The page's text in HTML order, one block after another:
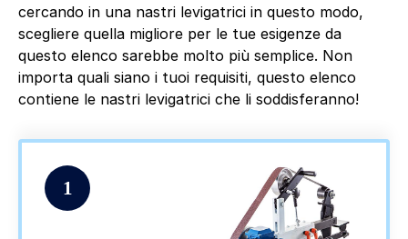
cercando in una nastri levigatrici in questo modo,
scegliere quella migliore per le tue esigenze da
questo elenco sarebbe molto più semplice. Non
importa quali siano i tuoi requisiti, questo elenco
contiene le nastri levigatrici che li soddisferanno!
1